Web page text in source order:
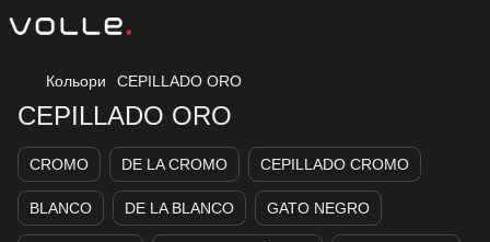
Кольори CEPILLADO ORO
CEPILLADO ORO
CROMO DE LA CROMO CEPILLADO CROMO
BLANCO DE LA BLANCO GATO NEGRO